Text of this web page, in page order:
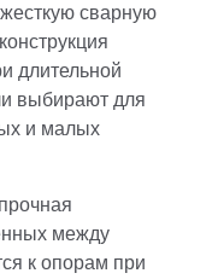
сварную
длительной
выбирают для
и малых
между
к опорам при